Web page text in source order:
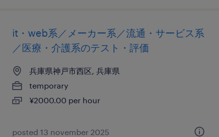
it・web系／メーカー系／流通・サービス系
／医療・介護系のテスト・評価
兵庫県神戸市西区, 兵庫県
temporary
¥2000.00 per hour
posted 13 november 2025